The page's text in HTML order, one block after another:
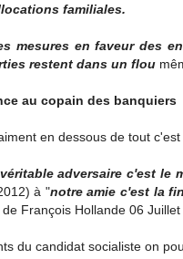
familiales.
mesures en faveur des
restent dans un flou
au copain des banquiers
en dessous de tout
adversaire c'est le
à "notre amie c'est la
François Hollande 06 Juillet
du candidat socialiste on